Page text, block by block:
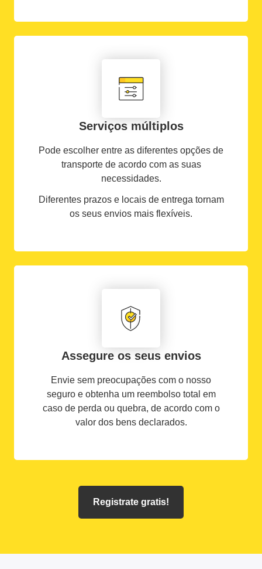
Serviços múltiplos
Pode escolher entre as diferentes opções de
transporte de acordo com as suas
necessidades.
Diferentes prazos e locais de entrega tornam
os seus envios mais flexíveis.
Assegure os seus envios
Envie sem preocupações com o nosso
seguro e obtenha um reembolso total em
caso de perda ou quebra, de acordo com o
valor dos bens declarados.
Registrate gratis!